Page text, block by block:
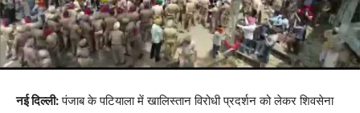
नई दिल्ली:पंजाब के पटियाला में खालिस्तान विरोधी प्रदर्शन को लेकर शिवसेना